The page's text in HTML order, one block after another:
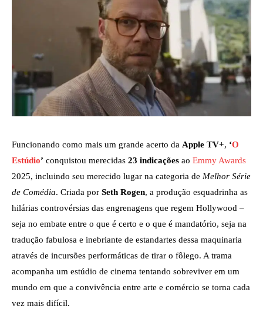
Funcionando como mais um grande acerto da Apple TV+, ‘O
Estúdio’ conquistou merecidas 23 indicações ao Emmy Awards
2025, incluindo seu merecido lugar na categoria de Melhor Série
de Comédia. Criada por Seth Rogen, a produção esquadrinha as
hilárias controvérsias das engrenagens que regem Hollywood –
seja no embate entre o que é certo e o que é mandatório, seja na
tradução fabulosa e inebriante de estandartes dessa maquinaria
através de incursões performáticas de tirar o fôlego. A trama
acompanha um estúdio de cinema tentando sobreviver em um
mundo em que a convivência entre arte e comércio se torna cada
vez mais difícil.